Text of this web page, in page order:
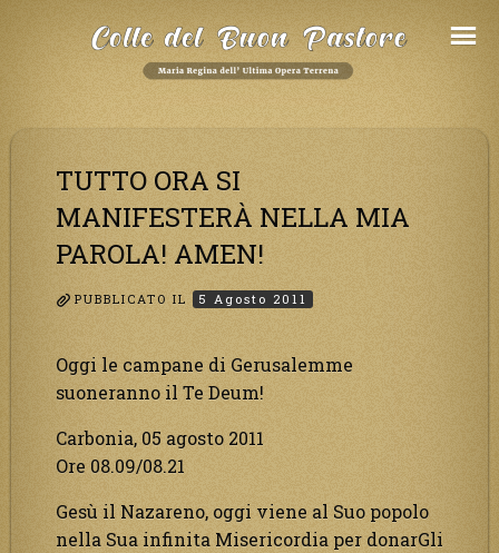
TUTTO ORA SI
MANIFESTERÀ NELLA MIA
PAROLA! AMEN!
PUBBLICATO IL 5 Agosto 2011
Oggi le campane di Gerusalemme
suoneranno il Te Deum!
Carbonia, 05 agosto 2011
Ore 08.09/08.21
Gesù il Nazareno, oggi viene al Suo popolo
nella Sua infinita Misericordia per donarGli